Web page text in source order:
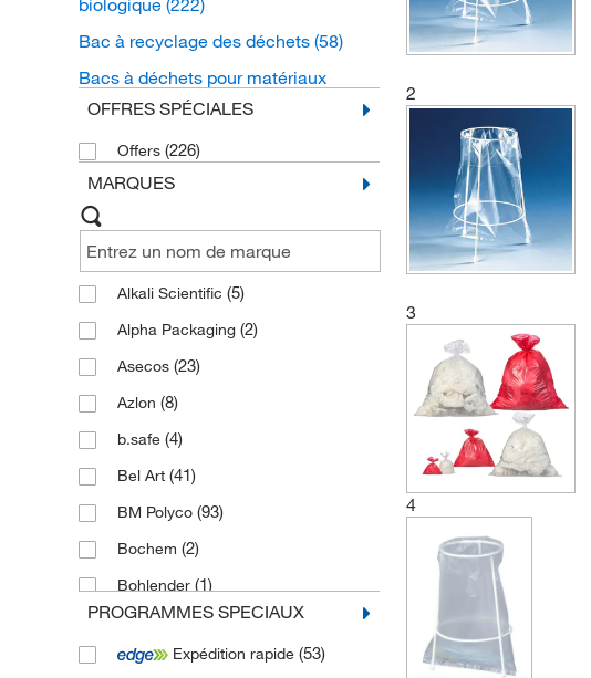
biologique (222)
Bac à recyclage des déchets (58)
Bacs à déchets pour matériaux
inflammables(44)
Boîtes pour déchets en verre
OFFRES SPÉCIALES
Offers (226)
MARQUES
Alkali Scientific (5)
Alpha Packaging (2)
Asecos (23)
Azlon (8)
b.safe (4)
Bel Art (41)
BM Polyco (93)
Bochem (2)
Bohlender (1)
Brand(3)
Bryson Packaging (2)
PROGRAMMES SPECIAUX
Expédition rapide (53)
2
3
4